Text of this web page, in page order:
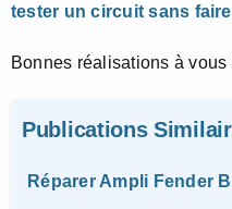
tester un circuit sans
Bonnes réalisations à vous
Publications
Réparer Ampli Fender